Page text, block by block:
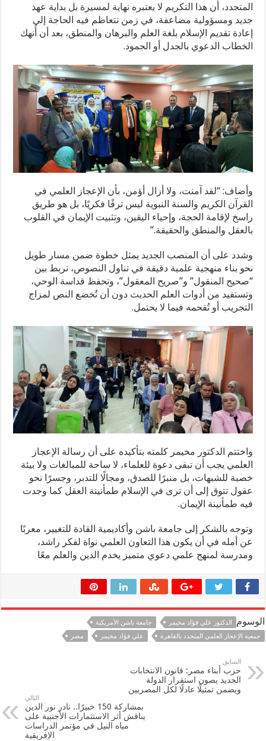
المتجدد، أن هذا التكريم لا يعتبره نهاية لمسيرة بل بداية عهد
جديد ومسؤولية مضاعفة، في زمن تتعاظم فيه الحاجة إلى
إعادة تقديم الإسلام بلغة العلم والبرهان والمنطق، بعد أن أُنهك
الخطاب الدعوي بالجدل أو الجمود.
وأضاف: “لقد آمنت، ولا أزال أؤمن، بأن الإعجاز العلمي في
القرآن الكريم والسنة النبوية ليس ترفًا فكريًا، بل هو طريق
راسخ لإقامة الحجة، وإحياء اليقين، وتثبيت الإيمان في القلوب
بالعقل والمنطق والحقيقة.”
وشدد على أن المنصب الجديد يمثل خطوة ضمن مسار طويل
نحو بناء منهجية علمية دقيقة في تناول النصوص، تربط بين
“صحيح المنقول” و”صريح المعقول”، وتحفظ قداسة الوحي،
وتستفيد من أدوات العلم الحديث دون أن تُخضع النص لمزاج
التجريب أو تُقحمه فيما لا يحتمل.
واختتم الدكتور مخيمر كلمته بتأكيده على أن رسالة الإعجاز
العلمي يجب أن تبقى دعوة للعلماء، لا ساحة للمبالغات ولا بيئة
خصبة للشبهات، بل منبرًا للصدق، ومجالًا للتدبر، وجسرًا نحو
عقول تتوق إلى أن ترى في الإسلام طمأنينة العقل كما وجدت
فيه طمأنينة الإيمان.
وتوجه بالشكر إلى جامعة باشن وأكاديمية القادة للتغيير، معربًا
عن أمله في أن يكون هذا التعاون العلمي نواة لفكر راشد،
ومدرسة لمنهج علمي دعوي متميز يخدم الدين والعلم معًا
الوسوم الدكتور علي فؤاد مخيمر
جامعة باشن الأمريكية
جمعية الإعجاز العلمي المتجدد بالقاهرة
علي فؤاد مخيمر مصر
السابق
حزب أبناء مصر: قانون الانتخابات
الجديد يصون استقرار الدولة
ويضمن تمثيلًا عادلًا لكل المصريين
التالي
بمشاركة 150 خبيرًا.. نادر نور الدين
يناقش أثر الاستثمارات الأجنبية على
مياه النيل في مؤتمر الدراسات
الإفريقية